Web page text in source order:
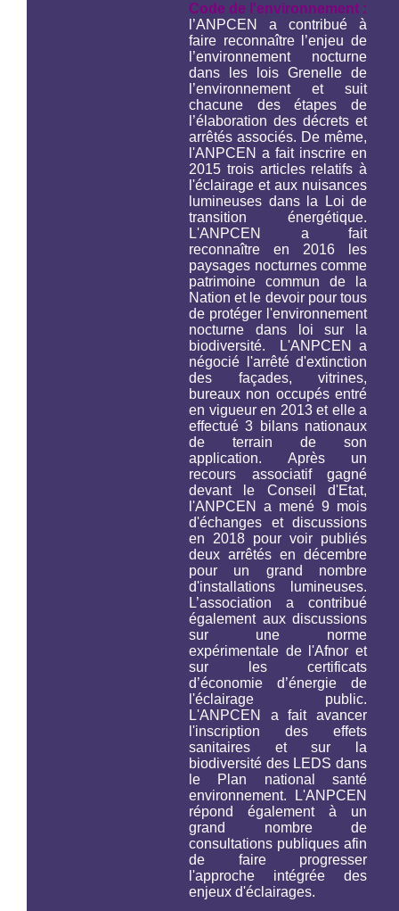
Code de l'environnement :
l’ANPCEN a contribué à
faire reconnaître l’enjeu de
l’environnement nocturne
dans les lois Grenelle de
l’environnement et suit
chacune des étapes de
l’élaboration des décrets et
arrêtés associés. De même,
l'ANPCEN a fait inscrire en
2015 trois articles relatifs à
l'éclairage et aux nuisances
lumineuses dans la Loi de
transition énergétique.
L'ANPCEN a fait
reconnaître en 2016 les
paysages nocturnes comme
patrimoine commun de la
Nation et le devoir pour tous
de protéger l'environnement
nocturne dans loi sur la
biodiversité.
L'ANPCEN a
négocié l'arrêté d'extinction
des façades, vitrines,
bureaux non occupés entré
en vigueur en 2013 et elle a
effectué 3 bilans nationaux
de terrain de son
application. Après un
recours associatif gagné
devant le Conseil d'Etat,
l'ANPCEN a mené 9 mois
d'échanges et discussions
en 2018 pour voir publiés
deux arrêtés en décembre
pour un grand nombre
d'installations lumineuses.
L’association a contribué
également aux discussions
sur une norme
expérimentale de l'Afnor et
sur les certificats
d’économie d’énergie de
l'éclairage public.
L'ANPCEN a fait avancer
l'inscription des effets
sanitaires et sur la
biodiversité des LEDS dans
le Plan national santé
environnement. L'ANPCEN
répond également à un
grand nombre de
consultations publiques afin
de faire progresser
l'approche intégrée des
enjeux d'éclairages.